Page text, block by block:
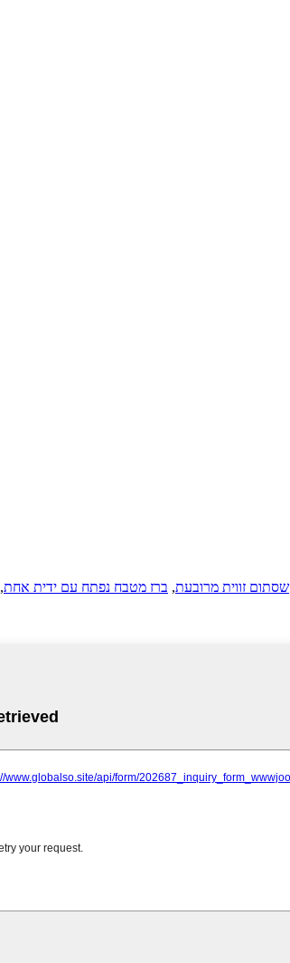
שסתום זווית מרובעת, ברז מטבח נפתח עם ידית אחת,